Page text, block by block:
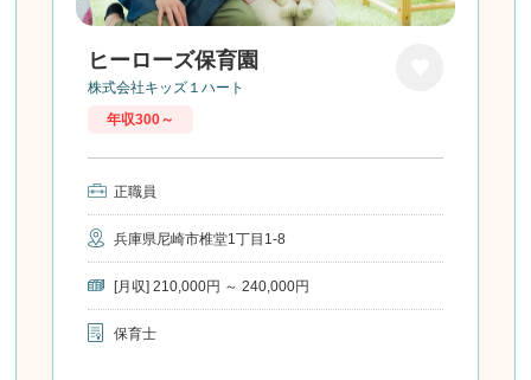
ヒーローズ保育園
株式会社キッズ１ハート
年収300～
正職員
兵庫県尼崎市椎堂1丁目1-8
[月収] 210,000円 ～ 240,000円
保育士